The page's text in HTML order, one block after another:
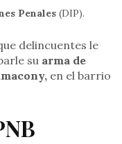
Penales (DIP).
delincuentes le
su arma de
en el barrio